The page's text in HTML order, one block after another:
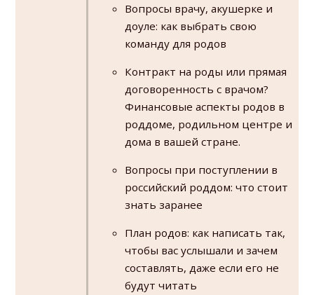
Вопросы врачу, акушерке и
доуле: как выбрать свою
команду для родов
Контракт на роды или прямая
договоренность с врачом?
Финансовые аспекты родов в
роддоме, родильном центре и
дома в вашей стране.
Вопросы при поступлении в
российский роддом: что стоит
знать заранее
План родов: как написать так,
чтобы вас услышали и зачем
составлять, даже если его не
будут читать